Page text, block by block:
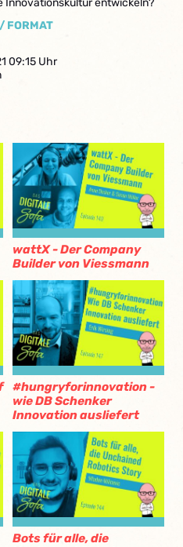
Innovationskultur entwickeln?
FORMAT
09:15 Uhr
wattX - Der Company
Builder von Viessmann
#hungryforinnovation -
wie DB Schenker
Innovation ausliefert
Bots für alle, die